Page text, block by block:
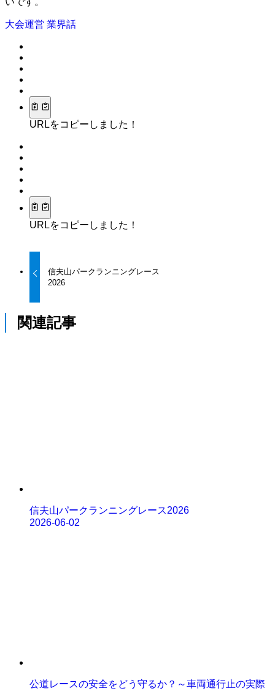
大会運営 業界話
URLをコピーしました！
URLをコピーしました！
信夫山パークランニングレース
2026
関連記事
信夫山パークランニングレース2026
2026-06-02
公道レースの安全をどう守るか？～車両通行止の実際